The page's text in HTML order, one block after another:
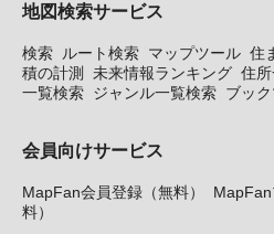
地図検索サービス
検索 ルート検索 マップツール 住
積の計測
未来情報ランキング 住
一覧検索 ジャンル一覧検索 ブッ
会員向けサービス
MapFan会員登録（無料）
料）